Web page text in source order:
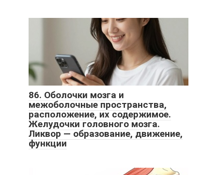
86. Оболочки мозга и
межоболочные пространства,
расположение, их содержимое.
Желудочки головного мозга.
Ликвор — образование, движение,
функции